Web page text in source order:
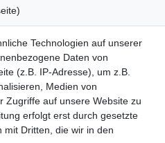
Spiegel)
( NUR für 4 Türer )
Technologien auf unserer
Daten von
(z.B. IP-Adresse), um z.B.
Medien von
Zugriffe auf unsere Website zu
erfolgt erst durch gesetzte
mit Dritten, die wir in den